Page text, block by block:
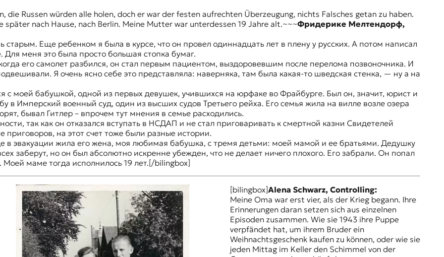
Russen würden alle holen, doch er war der festen aufrechten Überzeugung, nichts Falsches getan zu haben.
nach Hause, nach Berlin. Meine Mutter war unterdessen 19 Jahre alt.~~~Фридерике Мелтендорф,
Еще ребенком я была в курсе, что он провел одиннадцать лет в плену у русских. А потом написал
меня это была просто большая стопка бумаг.
его самолет разбился, он стал первым пациентом, выздоровевшим после перелома позвоночника. И
Я очень ясно себе это представляла: наверняка, там была какая-то шведская стенка, — ну а на
с моей бабушкой, одной из первых девушек, учившихся на юрфаке во Фрайбурге. Был он, значит, юрист и
в Имперский военный суд, один из высших судов Третьего рейха. Его семья жила на вилле возле озера
бывал Гитлер – впрочем тут мнения в семье расходились.
так как он отказался вступать в НСДАП и не стал приговаривать к смертной казни Свидетелей
на этот счет тоже были разные истории.
в эвакуации жила его жена, моя любимая бабушка, с тремя детьми: моей мамой и ее братьями. Дедушку
заберут, но он был абсолютно искренне убежден, что не делает ничего плохого. Его забрали. Он попал
Моей маме тогда исполнилось 19 лет.[/bilingbox]
[bilingbox]Alena Schwarz, Controlling:
Meine Oma war erst vier, als der Krieg begann. Ihre
Erinnerungen daran setzen sich aus einzelnen
Episoden zusammen. Wie sie 1943 ihre Puppe
verpfändet hat, um ihrem Bruder ein
Weihnachtsgeschenk kaufen zu können, oder wie sie
jeden Mittag im Keller den Schimmel von der